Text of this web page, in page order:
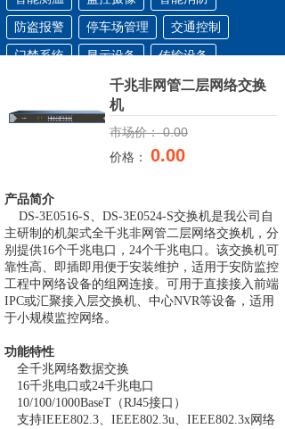
防盗报警
停车场管理
交通控制
门禁系统
显示设备 传输设备
千兆非网管二层网络交换
机
市场价： 0.00
价格： 0.00
产品简介
DS-3E0516-S、DS-3E0524-S交换机是我公司自
主研制的机架式全千兆非网管二层网络交换机，分
别提供16个千兆电口，24个千兆电口。该交换机可
靠性高、即插即用便于安装维护，适用于安防监控
工程中网络设备的组网连接。可用于直接接入前端
IPC或汇聚接入层交换机、中心NVR等设备，适用
于小规模监控网络。
功能特性
全千兆网络数据交换
16千兆电口或24千兆电口
10/100/1000BaseT（RJ45接口）
支持IEEE802.3、IEEE802.3u、IEEE802.3x网络